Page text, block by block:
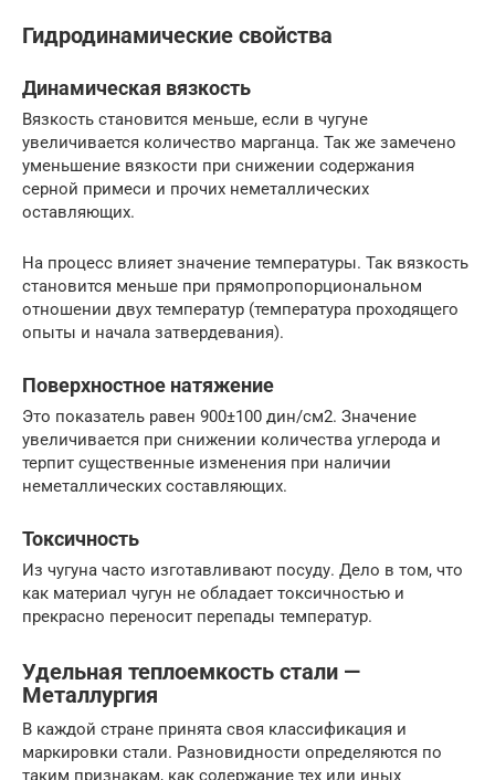
Гидродинамические свойства
Динамическая вязкость
Вязкость становится меньше, если в чугуне
увеличивается количество марганца. Так же замечено
уменьшение вязкости при снижении содержания
серной примеси и прочих неметаллических
оставляющих.
На процесс влияет значение температуры. Так вязкость
становится меньше при прямопропорциональном
отношении двух температур (температура проходящего
опыты и начала затвердевания).
Поверхностное натяжение
Это показатель равен 900±100 дин/см2. Значение
увеличивается при снижении количества углерода и
терпит существенные изменения при наличии
неметаллических составляющих.
Токсичность
Из чугуна часто изготавливают посуду. Дело в том, что
как материал чугун не обладает токсичностью и
прекрасно переносит перепады температур.
Удельная теплоемкость стали —
Металлургия
В каждой стране принята своя классификация и
маркировки стали. Разновидности определяются по
таким признакам, как содержание тех или иных